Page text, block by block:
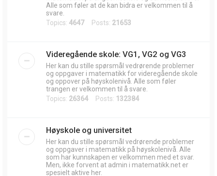
Alle som føler at de kan bidra er velkommen til å
svare.
Topics: 4647Posts: 21653
Videregående skole: VG1, VG2 og VG3
Her kan du stille spørsmål vedrørende problemer
og oppgaver i matematikk for videregående skole
og oppover på høyskolenivå. Alle som føler
trangen er velkommen til å svare.
Topics: 26364 Posts: 132384
Høyskole og universitet
Her kan du stille spørsmål vedrørende problemer
og oppgaver i matematikk på høyskolenivå. Alle
som har kunnskapen er velkommen med et svar.
Men, ikke forvent at admin i matematikk.net er
spesielt aktive her.